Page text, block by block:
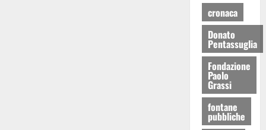
cronaca
Donato
Pentassuglia
Fondazione
Paolo
Grassi
fontane
pubbliche